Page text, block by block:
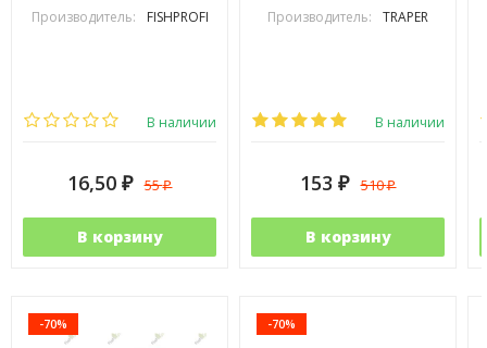
Производитель: FISHPROFI
В наличии
16,50 ₽ 55₽
В корзину
Производитель: TRAPER
В наличии
153 ₽ 510₽
В корзину
-70% -70%